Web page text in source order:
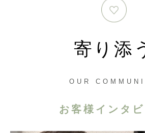
寄り添
OUR
お客様インタビ